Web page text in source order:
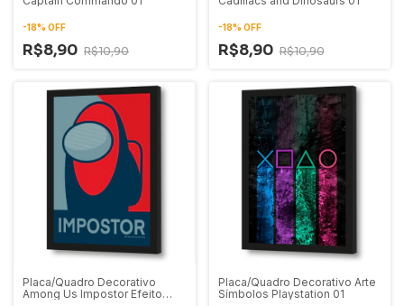
-18% OFF
R$8,90 R$10,90
-18% OFF
R$8,90 R$10,90
Placa/Quadro Decorativo
Among Us Impostor Efeito
Placa/Quadro Decorativo Arte
Símbolos Playstation 01